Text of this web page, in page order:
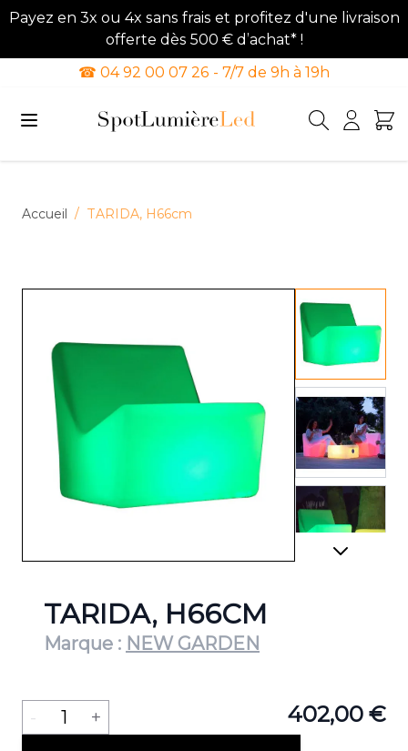
Payez en 3x ou 4x sans frais et profitez d'une livraison
offerte dès 500 € d’achat* !
☎ 04 92 00 07 26 - 7/7 de 9h à 19h
Accueil / TARIDA, H66cm
View
View
View
TARIDA, H66CM
Marque : NEW GARDEN
402,00 €
Quantité
- 1 +